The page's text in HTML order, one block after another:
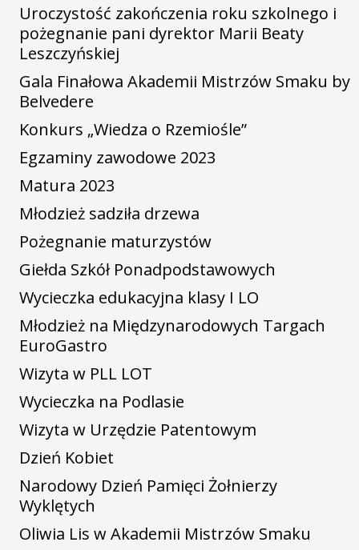
Uroczystość zakończenia roku szkolnego i
pożegnanie pani dyrektor Marii Beaty
Leszczyńskiej
Gala Finałowa Akademii Mistrzów Smaku by
Belvedere
Konkurs „Wiedza o Rzemiośle”
Egzaminy zawodowe 2023
Matura 2023
Młodzież sadziła drzewa
Pożegnanie maturzystów
Giełda Szkół Ponadpodstawowych
Wycieczka edukacyjna klasy I LO
Młodzież na Międzynarodowych Targach
EuroGastro
Wizyta w PLL LOT
Wycieczka na Podlasie
Wizyta w Urzędzie Patentowym
Dzień Kobiet
Narodowy Dzień Pamięci Żołnierzy
Wyklętych
Oliwia Lis w Akademii Mistrzów Smaku